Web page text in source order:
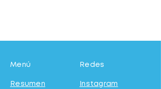
Menú Redes
Resumen Instagram